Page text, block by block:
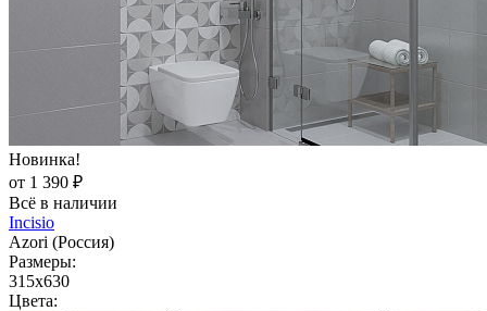
Новинка!
от 1 390 ₽
Всё в наличии
Incisio
Azori (Россия)
Размеры:
315x630
Цвета: